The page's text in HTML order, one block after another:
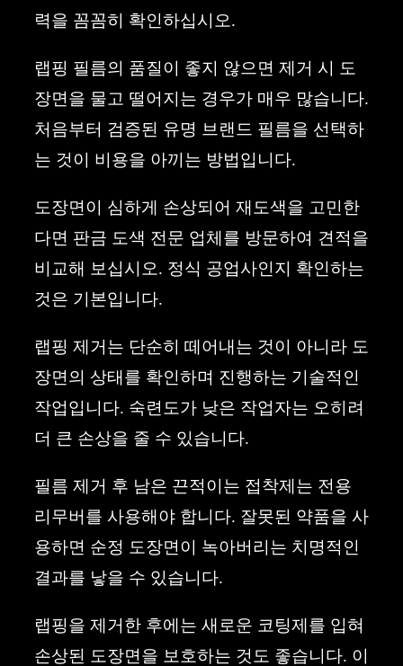
력을 꼼꼼히 확인하십시오.
랩핑 필름의 품질이 좋지 않으면 제거 시 도
장면을 물고 떨어지는 경우가 매우 많습니다.
처음부터 검증된 유명 브랜드 필름을 선택하
는 것이 비용을 아끼는 방법입니다.
도장면이 심하게 손상되어 재도색을 고민한
다면 판금 도색 전문 업체를 방문하여 견적을
비교해 보십시오. 정식 공업사인지 확인하는
것은 기본입니다.
랩핑 제거는 단순히 떼어내는 것이 아니라 도
장면의 상태를 확인하며 진행하는 기술적인
작업입니다. 숙련도가 낮은 작업자는 오히려
더 큰 손상을 줄 수 있습니다.
필름 제거 후 남은 끈적이는 접착제는 전용
리무버를 사용해야 합니다. 잘못된 약품을 사
용하면 순정 도장면이 녹아버리는 치명적인
결과를 낳을 수 있습니다.
랩핑을 제거한 후에는 새로운 코팅제를 입혀
손상된 도장면을 보호하는 것도 좋습니다. 이